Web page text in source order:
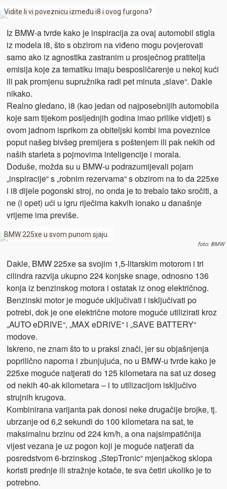
Vidite li vi poveznicu između i8 i ovog furgona?
Iz BMW-a tvrde kako je inspiracija za ovaj automobil stigla
iz modela i8, što s obzirom na viđeno mogu povjerovati
samo ako iz agnostika zastranim u prosječnog pratitelja
emisija koje za tematiku imaju besposličarenje u nekoj kući
ili pak promjenu supružnika radi pet minuta „slave“. Dakle
nikako.
Realno gledano, i8 (kao jedan od najposebnijih automobila
koje sam tijekom posljednjih godina imao prilike vidjeti) s
ovom jadnom isprikom za obiteljski kombi ima poveznice
poput našeg bivšeg premijera s poštenjem ili pak nekih od
naših starleta s pojmovima inteligencije i morala.
Doduše, možda su u BMW-u podrazumijevali pojam
„inspiracije“ s „robnim rezervama“ s obzirom na to da 225xe
i i8 dijele pogonski stroj, no onda je to trebalo tako sročiti, a
ne (i opet) ući u igru riječima kakvih ionako u današnje
vrijeme ima previše.
BMW 225xe u svom punom sjaju.
foto: BMW
Dakle, BMW 225xe sa svojim 1,5-litarskim motorom i tri
cilindra razvija ukupno 224 konjske snage, odnosno 136
konja iz benzinskog motora i ostatak iz onog električnog.
Benzinski motor je moguće uključivati i isključivati po
potrebi, dok je one električne motore moguće utilizirati kroz
„AUTO eDRIVE“, „MAX eDRIVE“ i „SAVE BATTERY“
modove.
Iskreno, ne znam što to u praksi znači, jer su objašnjenja
poprilično naporna i zbunjujuća, no u BMW-u tvrde kako je
225xe moguće natjerati do 125 kilometara na sat uz doseg
od nekih 40-ak kilometara – i to utilizacijom isključivo
strujnih krugova.
Kombinirana varijanta pak donosi neke drugačije brojke, tj.
ubrzanje od 6,2 sekundi do 100 kilometara na sat, te
maksimalnu brzinu od 224 km/h, a ona najsimpatičnija
vijest vezana je uz pogon koji je moguće natjerati da
posredstvom 6-brzinskog „StepTronic“ mjenjačkog sklopa
koristi prednje ili stražnje kotače, te sva četiri ukoliko je to
potrebno.